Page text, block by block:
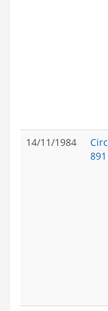
14/11/1984
891